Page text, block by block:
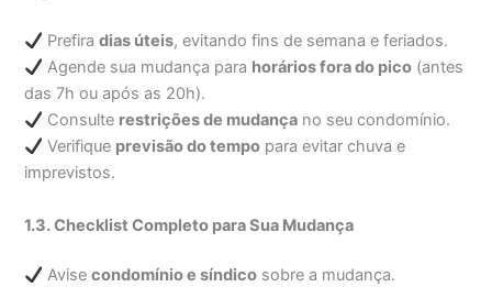
Prefiradias úteis, evitando fins de semana e feriados.
Agende sua mudança para horários fora do pico (antes
das 7h ou após as 20h).
Consulte restrições de mudança no seu condomínio.
Verifique previsão do tempo para evitar chuva e
imprevistos.
1.3. Checklist Completo para Sua Mudança
Avisecondomínio e síndico sobre a mudança.